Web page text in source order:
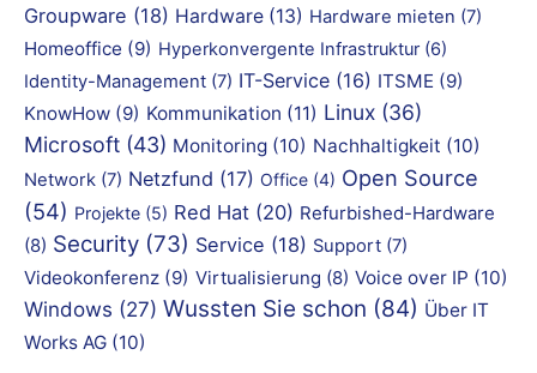
Groupware (18) Hardware (13) Hardware mieten (7)
Homeoffice (9) Hyperkonvergente Infrastruktur (6)
Identity-Management (7) IT-Service (16) ITSME (9)
KnowHow (9) Kommunikation (11) Linux (36)
Microsoft (43) Monitoring (10) Nachhaltigkeit (10)
Network (7) Netzfund (17) Office (4) Open Source
(54) Projekte (5) Red Hat (20) Refurbished-Hardware
(8) Security (73) Service (18) Support (7)
Videokonferenz (9) Virtualisierung (8) Voice over IP (10)
Windows (27) Wussten Sie schon (84) Über IT
Works AG (10)